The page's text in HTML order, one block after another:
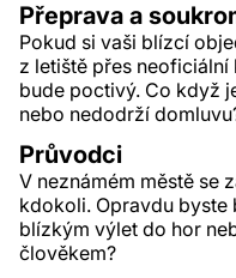
Přeprava a
Pokud si vaši blízcí
z letiště přes
bude poctivý. Co když
nebo nedodrží
Průvodci
V neznámém městě se
kdokoli. Opravdu byste
blízkým výlet do hor
člověkem?